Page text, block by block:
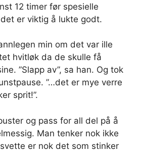
12 timer før spesielle
er viktig å lukte godt.
min om det var ille
hvitløk da de skulle få
”Slapp av”, sa han. Og tok
”…det er mye verre
sprit!”.
og pass for all del på å
Man tenker nok ikke
er nok det som stinker